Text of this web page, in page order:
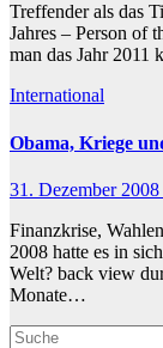
Treffender als das
Jahres – Person of
man das Jahr 2011
International
Obama, Kriege
31. Dezember 2008
Finanzkrise,
2008 hatte es in
Welt? back view
Monate…